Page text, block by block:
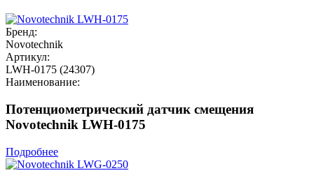
Бренд:
Novotechnik
Артикул:
LWH-0175 (24307)
Наименование:
Потенциометрический датчик смещения
Novotechnik LWH-0175
Подробнее